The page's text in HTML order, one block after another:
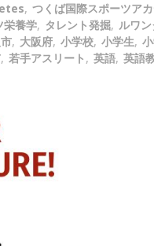
, つくば国際スポーツア
栄養学, タレント発掘, ルワ
, 大阪府, 小学校, 小学生,
, 若手アスリート , 英語, 英語